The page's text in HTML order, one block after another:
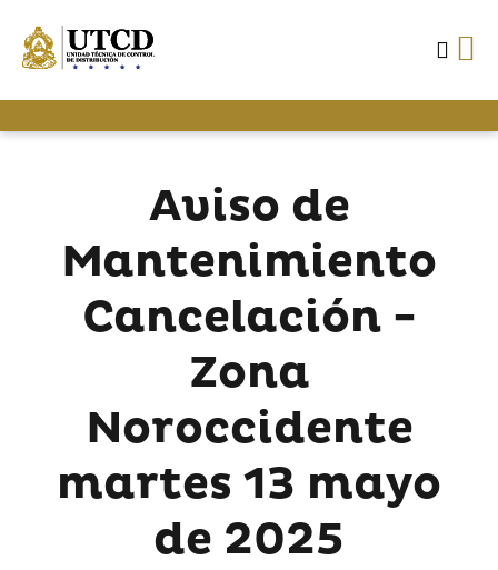
Aviso de
Mantenimiento
Cancelación -
Zona
Noroccidente
martes 13 mayo
de 2025